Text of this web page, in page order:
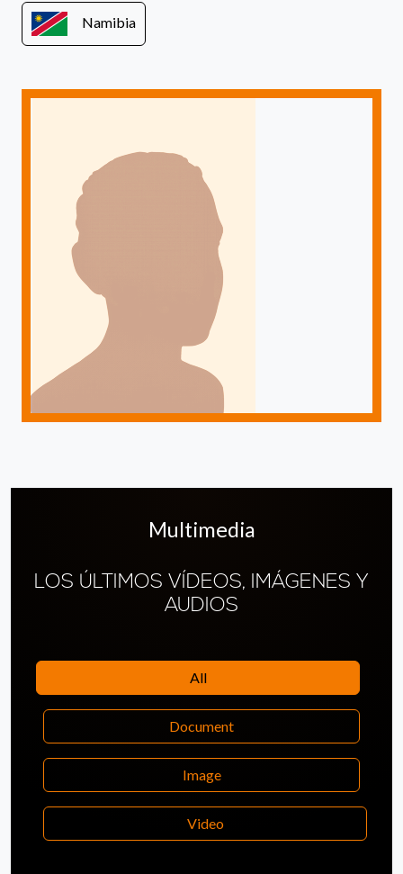
Namibia
Multimedia
LOS ÚLTIMOS VÍDEOS, IMÁGENES Y
AUDIOS
All
Document
Image
Video